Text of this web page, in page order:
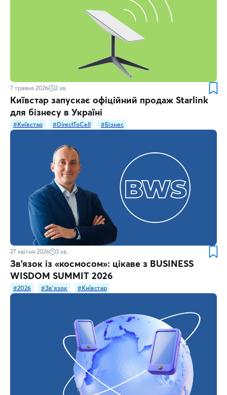
7 травня 2026 2 хв.
Київстар запускає офіційний продаж Starlink
для бізнесу в Україні
#Київстар #DirectToCell #Бізнес
27 квітня 2026 3 хв.
Зв’язок із «космосом»: цікаве з BUSINESS
WISDOM SUMMIT 2026
#2026 #Зв'язок #Київстар